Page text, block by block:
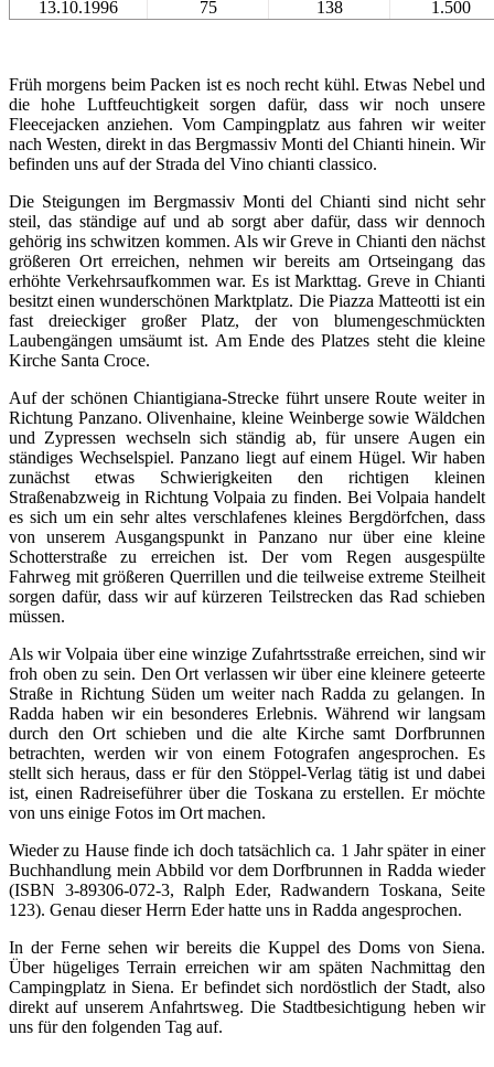
13.10.1996
75 138 1.500
Früh morgens beim Packen ist es noch recht kühl. Etwas Nebel und
die hohe Luftfeuchtigkeit sorgen dafür, dass wir noch unsere
Fleecejacken anziehen. Vom Campingplatz aus fahren wir weiter
nach Westen, direkt in das Bergmassiv Monti del Chianti hinein. Wir
befinden uns auf der Strada del Vino chianti classico.
Die Steigungen im Bergmassiv Monti del Chianti sind nicht sehr
steil, das ständige auf und ab sorgt aber dafür, dass wir dennoch
gehörig ins schwitzen kommen. Als wir Greve in Chianti den nächst
größeren Ort erreichen, nehmen wir bereits am Ortseingang das
erhöhte Verkehrsaufkommen war. Es ist Markttag. Greve in Chianti
besitzt einen wunderschönen Marktplatz. Die Piazza Matteotti ist ein
fast dreieckiger großer Platz, der von blumengeschmückten
Laubengängen umsäumt ist. Am Ende des Platzes steht die kleine
Kirche Santa Croce.
Auf der schönen Chiantigiana-Strecke führt unsere Route weiter in
Richtung Panzano. Olivenhaine, kleine Weinberge sowie Wäldchen
und Zypressen wechseln sich ständig ab, für unsere Augen ein
ständiges Wechselspiel. Panzano liegt auf einem Hügel. Wir haben
zunächst etwas Schwierigkeiten den richtigen kleinen
Straßenabzweig in Richtung Volpaia zu finden. Bei Volpaia handelt
es sich um ein sehr altes verschlafenes kleines Bergdörfchen, dass
von unserem Ausgangspunkt in Panzano nur über eine kleine
Schotterstraße zu erreichen ist. Der vom Regen ausgespülte
Fahrweg mit größeren Querrillen und die teilweise extreme Steilheit
sorgen dafür, dass wir auf kürzeren Teilstrecken das Rad schieben
müssen.
Als wir Volpaia über eine winzige Zufahrtsstraße erreichen, sind wir
froh oben zu sein. Den Ort verlassen wir über eine kleinere geteerte
Straße in Richtung Süden um weiter nach Radda zu gelangen. In
Radda haben wir ein besonderes Erlebnis. Während wir langsam
durch den Ort schieben und die alte Kirche samt Dorfbrunnen
betrachten, werden wir von einem Fotografen angesprochen. Es
stellt sich heraus, dass er für den Stöppel-Verlag tätig ist und dabei
ist, einen Radreiseführer über die Toskana zu erstellen. Er möchte
von uns einige Fotos im Ort machen.
Wieder zu Hause finde ich doch tatsächlich ca. 1 Jahr später in einer
Buchhandlung mein Abbild vor dem Dorfbrunnen in Radda wieder
(ISBN 3-89306-072-3, Ralph Eder, Radwandern Toskana, Seite
123). Genau dieser Herrn Eder hatte uns in Radda angesprochen.
In der Ferne sehen wir bereits die Kuppel des Doms von Siena.
Über hügeliges Terrain erreichen wir am späten Nachmittag den
Campingplatz in Siena. Er befindet sich nordöstlich der Stadt, also
direkt auf unserem Anfahrtsweg. Die Stadtbesichtigung heben wir
uns für den folgenden Tag auf.